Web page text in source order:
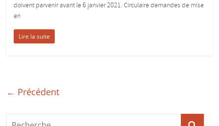
doivent parvenir avant le 6 janvier 2021. Circulaire demandes de mise
en
Lire la suite
← Précédent